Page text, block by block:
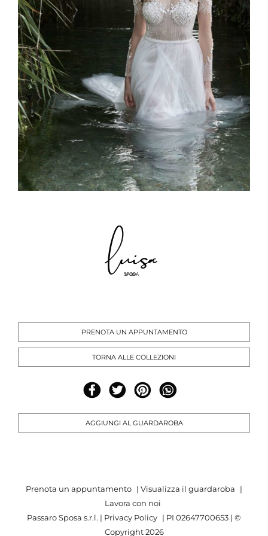
PRENOTA UN APPUNTAMENTO
TORNA ALLE COLLEZIONI
AGGIUNGI AL GUARDAROBA
Prenota un appuntamento | Visualizza il guardaroba
|
Lavora con noi
Passaro Sposa s.r.l. | Privacy Policy | PI 02647700653 | ©
Copyright2026